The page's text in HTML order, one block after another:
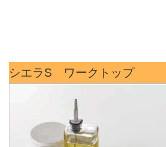
シエラS ワークトップ